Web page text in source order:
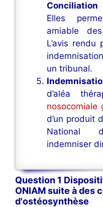
Conciliation
Elles
amiable
L’avis
un tribunal.
d’aléa
nosocomiale
d’un produit
National
indemniser
Question 1
ONIAM suite à des
d'ostéosynthèse